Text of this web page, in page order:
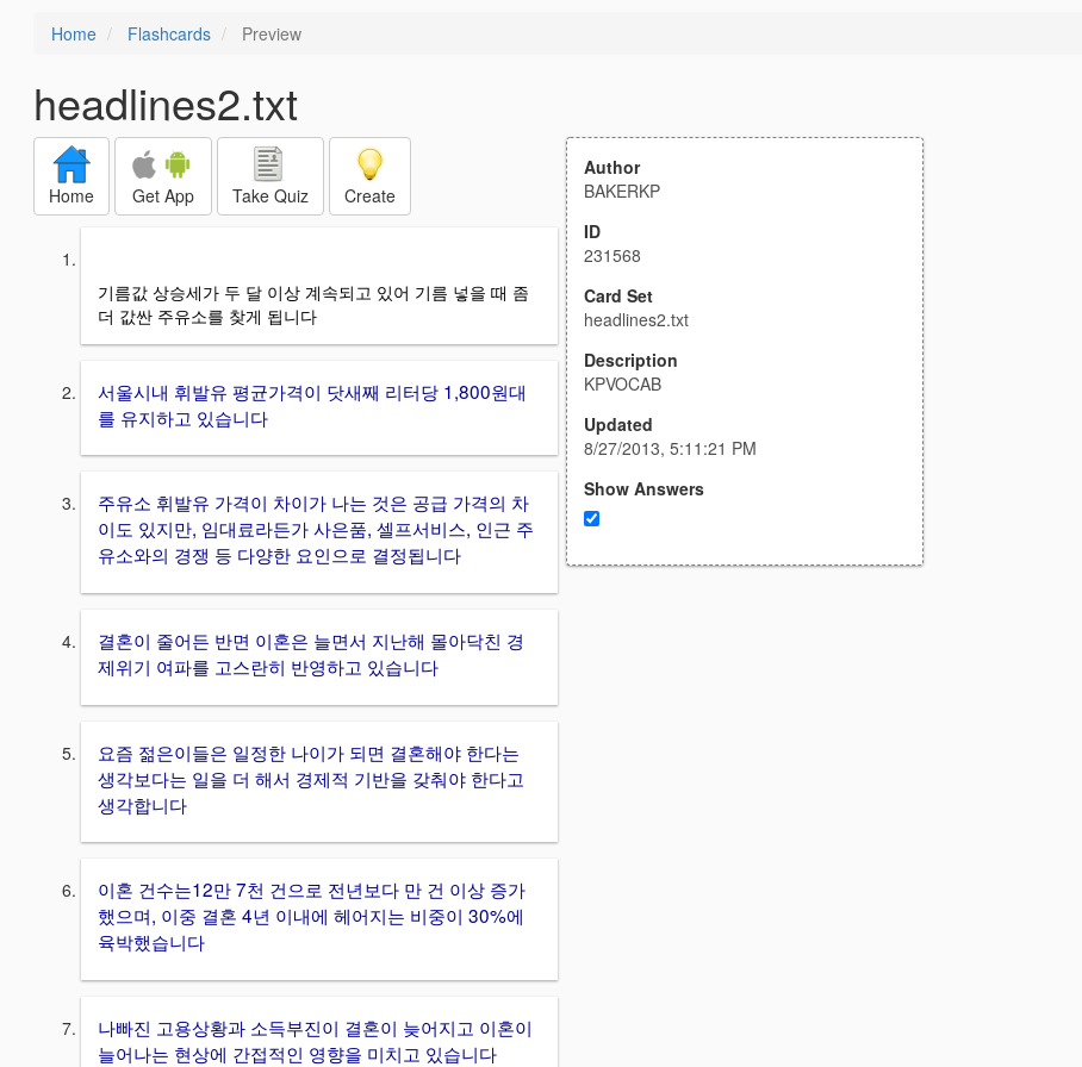
Home Flashcards Preview
headlines2.txt
Home Get App Take Quiz Create
기름값 상승세가 두 달 이상 계속되고 있어 기름 넣을 때 좀
더 값싼 주유소를 찾게 됩니다
서울시내 휘발유 평균가격이 닷새째 리터당 1,800원대
를 유지하고 있습니다
주유소 휘발유 가격이 차이가 나는 것은 공급 가격의 차
이도 있지만, 임대료라든가 사은품, 셀프서비스, 인근 주
유소와의 경쟁 등 다양한 요인으로 결정됩니다
결혼이 줄어든 반면 이혼은 늘면서 지난해 몰아닥친 경
제위기 여파를 고스란히 반영하고 있습니다
요즘 젊은이들은 일정한 나이가 되면 결혼해야 한다는
생각보다는 일을 더 해서 경제적 기반을 갖춰야 한다고
생각합니다
이혼 건수는12만 7천 건으로 전년보다 만 건 이상 증가
했으며, 이중 결혼 4년 이내에 헤어지는 비중이 30%에
육박했습니다
나빠진 고용상황과 소득부진이 결혼이 늦어지고 이혼이
늘어나는 현상에 간접적인 영향을 미치고 있습니다
Author
BAKERKP
ID
231568
Card Set
headlines2.txt
Description
KPVOCAB
Updated
8/27/2013, 5:11:21 PM
Show Answers